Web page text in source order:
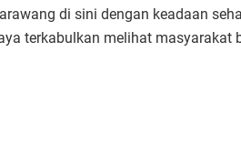
di sini dengan keadaan
terkabulkan melihat masyarakat